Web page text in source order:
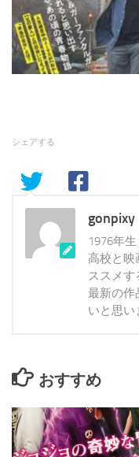
シェアする
gonpixy
1976年
高校と映
ススメす
最新の作
いと思い
おすすめ